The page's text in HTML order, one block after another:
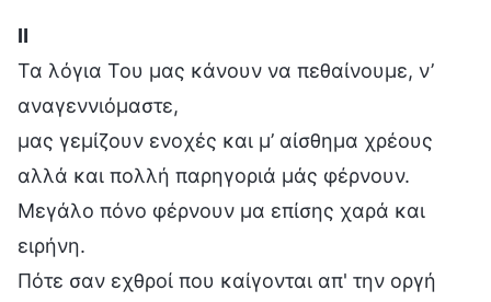
Ⅱ
Τα λόγια Του μας κάνουν να πεθαίνουμε, ν’
αναγεννιόμαστε,
μας γεμίζουν ενοχές και μ’ αίσθημα χρέους
αλλά και πολλή παρηγοριά μάς φέρνουν.
Μεγάλο πόνο φέρνουν μα επίσης χαρά και
ειρήνη.
Πότε σαν εχθροί που καίγονται απ' την οργή